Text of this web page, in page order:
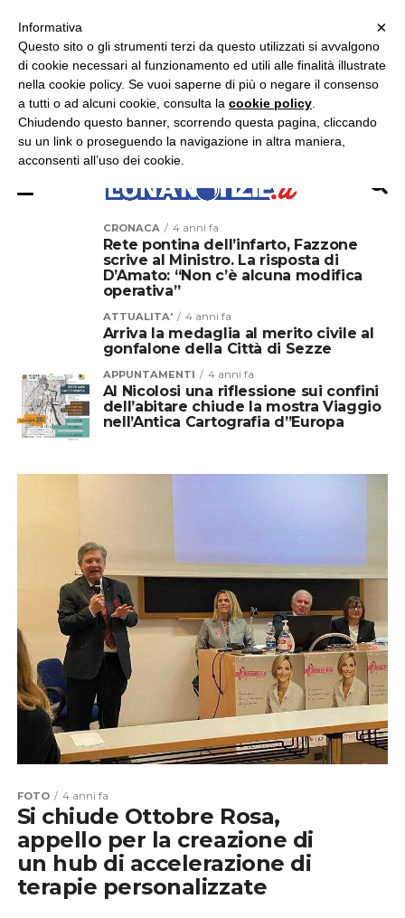
ASCOLTA RADIO LUNA
CRONACA 4 anni fa
Rete pontina dell’infarto, Fazzone
scrive al Ministro. La risposta di
D’Amato: “Non c’è alcuna modifica
operativa”
ATTUALITA' 4 anni fa
Arriva la medaglia al merito civile al
gonfalone della Città di Sezze
APPUNTAMENTI 4 anni fa
Al Nicolosi una riflessione sui confini
dell’abitare chiude la mostra Viaggio
nell’Antica Cartografia d”Europa
FOTO 4 anni fa
Si chiude Ottobre Rosa,
appello per la creazione di
un hub di accelerazione di
terapie personalizzate
×
×
Informativa
Questo sito o gli strumenti terzi da questo utilizzati si avvalgono
di cookie necessari al funzionamento ed utili alle finalità illustrate
nella cookie policy. Se vuoi saperne di più o negare il consenso
a tutti o ad alcuni cookie, consulta la cookie policy
Chiudendo questo banner, scorrendo questa pagina, cliccando
su un link o proseguendo la navigazione in altra maniera,
acconsenti all’uso dei cookie.